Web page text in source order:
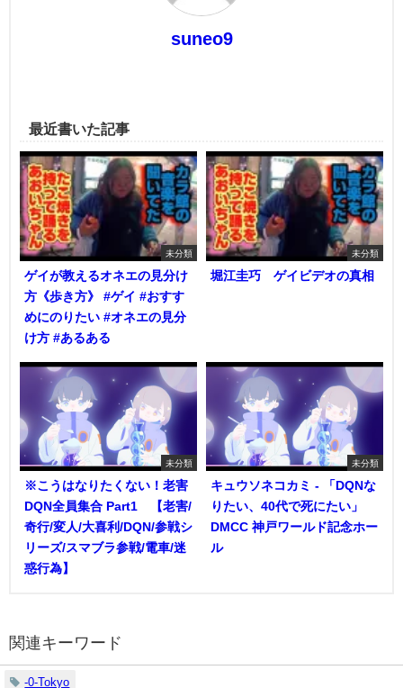
suneo9
最近書いた記事
未分類
ゲイが教えるオネエの見分け
方《歩き方》 #ゲイ #おすす
めにのりたい #オネエの見分
け方 #あるある
未分類
堀江圭巧 ゲイビデオの真相
未分類
※こうはなりたくない！老害
DQN全員集合 Part1 【老害/
奇行/変人/大喜利/DQN/参戦シ
リーズ/スマブラ参戦/電車/迷
惑行為】
未分類
キュウソネコカミ - 「DQNな
りたい、40代で死にたい」
DMCC 神戸ワールド記念ホー
ル
関連キーワード
-0-Tokyo